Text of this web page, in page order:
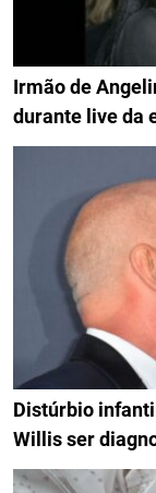
Irmão de
durante live da
Distúrbio
Willis ser